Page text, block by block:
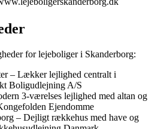
for lejeboliger i Skanderborg:
– Lækker lejlighed centralt i
Boligudlejning A/S
3-værelses lejlighed med altan og
Ejendomme
– Dejligt rækkehus med have og